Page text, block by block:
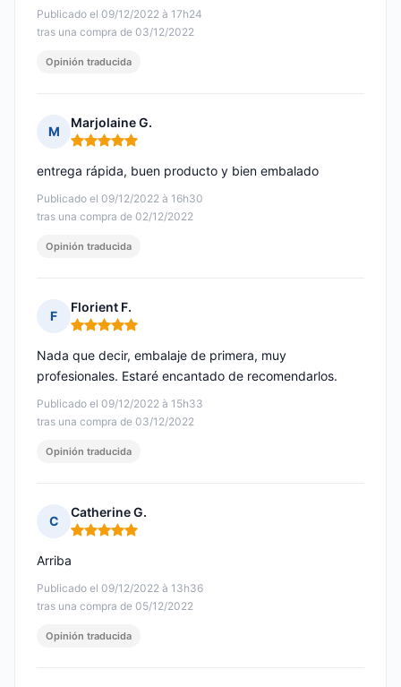
Publicado el 09/12/2022 à 17h24
tras una compra de 03/12/2022
Opinión traducida
M
Marjolaine G.
Nota: 5 de 5
Publicado el 09/12/2022 à 16h30
tras una compra de 02/12/2022
entrega rápida, buen producto y bien embalado
Opinión traducida
F
Florient F.
Nota: 5 de 5
Publicado el 09/12/2022 à 15h33
tras una compra de 03/12/2022
Nada que decir, embalaje de primera, muy
profesionales. Estaré encantado de recomendarlos.
Opinión traducida
C
Catherine G.
Nota: 5 de 5
Publicado el 09/12/2022 à 13h36
tras una compra de 05/12/2022
Arriba
Opinión traducida